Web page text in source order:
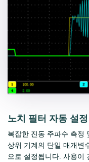
노치 필터 자동 설정
복잡한 진동 주파수 측정
상위 기계의 단일 매개변
으로 설정됩니다. 사용이